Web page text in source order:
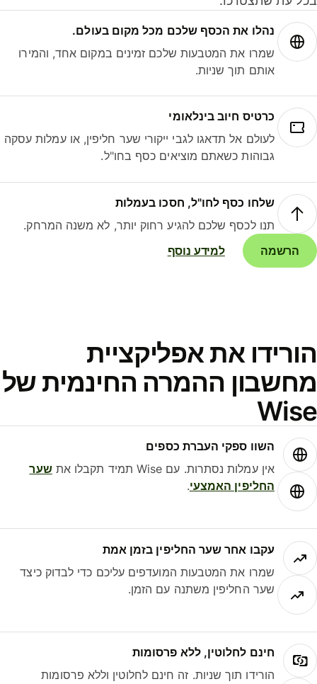
נהלו את הכסף שלכם מכל מקום בעולם.
שמרו את המטבעות שלכם זמינים במקום אחד, והמירו
אותם תוך שניות.
כרטיס חיוב בינלאומי
לעולם אל תדאגו לגבי ייקורי שער חליפין, או עמלות עסקה
גבוהות כשאתם מוציאים כסף בחו"ל.
שלחו כסף לחו"ל, חסכו בעמלות
תנו לכסף שלכם להגיע רחוק יותר, לא משנה המרחק.
הרשמה
למידע נוסף
את אפליקציית
ההמרה החינמית של
השוו ספקי העברת כספים
אין עמלות נסתרות. עם Wise תמיד תקבלו את
שער
החליפין האמצעי.
עקבו אחר שער החליפין בזמן אמת
שמרו את המטבעות המועדפים עליכם כדי לבדוק כיצד
שער החליפין משתנה עם הזמן.
חינם לחלוטין, ללא פרסומות
הורידו תוך שניות. זה חינם לחלוטין וללא פרסומות